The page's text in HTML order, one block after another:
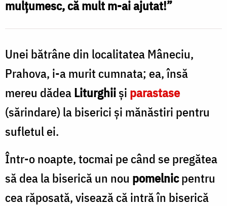
adormiților
noștri
/
Foto:
Tudor
mulțumesc, că mult m-ai ajutat!”
Unei bătrâne din localitatea Mâneciu,
Prahova, i-a murit cumnata; ea, însă
mereu dădeaLiturghiiși parastase
(sărindare) la biserici și mănăstiri pentru
sufletul ei.
Într-o noapte, tocmai pe când se pregătea
să dea la biserică un nou pomelnicpentru
cea răposată, visează că intră în biserică